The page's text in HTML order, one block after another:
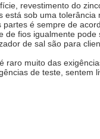
revestimento do
está sob uma tolerância
é sempre de
de fios igualmente pode
de sal são para
raro muito das
de teste, sentem